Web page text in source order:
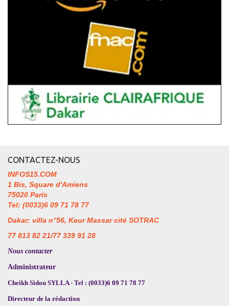
CONTACTEZ-NOUS
INFOS15.COM
1 Bis, Square d'Amiens
75020 Paris
Tel: (0033)6 09 71 78 77
Dakar: villa n°56, Keur Massar cité SOTRAC
77 813 82 21/77 339 91 28
Nous contacter
Administrateur
Cheikh Sidou SYLLA - Tel : (0033)6 09 71 78 77
Directeur de la rédaction